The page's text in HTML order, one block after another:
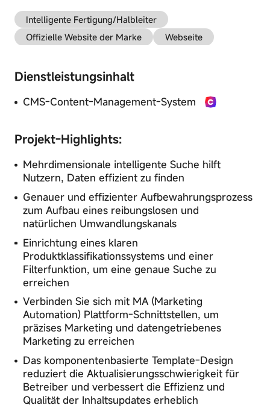
System
Intelligente Fertigung/Halbleiter
Offizielle Website der Marke
Webseite
Dienstleistungsinhalt
CMS-Content-Management-System
Projekt-Highlights:
Mehrdimensionale intelligente Suche hilft
Nutzern, Daten effizient zu finden
Genauer und effizienter Aufbewahrungsprozess
zum Aufbau eines reibungslosen und
natürlichen Umwandlungskanals
Einrichtung eines klaren
Produktklassifikationssystems und einer
Filterfunktion, um eine genaue Suche zu
erreichen
Verbinden Sie sich mit MA (Marketing
Automation) Plattform-Schnittstellen, um
präzises Marketing und datengetriebenes
Marketing zu erreichen
Das komponentenbasierte Template-Design
reduziert die Aktualisierungsschwierigkeit für
Betreiber und verbessert die Effizienz und
Qualität der Inhaltsupdates erheblich